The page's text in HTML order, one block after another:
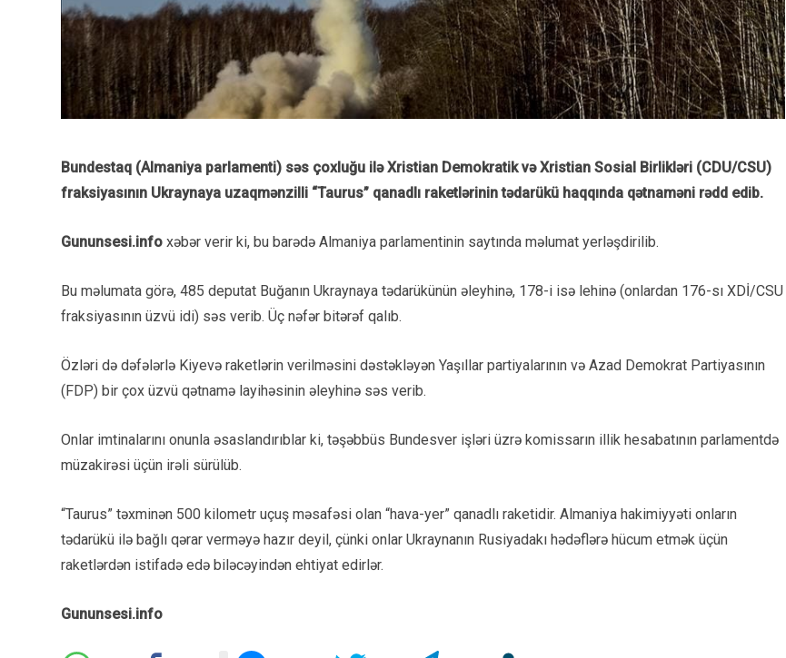
Bundestaq (Almaniya parlamenti) səs çoxluğu ilə Xristian Demokratik və Xristian Sosial Birlikləri (CDU/CSU)
fraksiyasının Ukraynaya uzaqmənzilli “Taurus” qanadlı raketlərinin tədarükü haqqında qətnaməni rədd edib.
Gununsesi.info xəbər verir ki, bu barədə Almaniya parlamentinin saytında məlumat yerləşdirilib.
Bu məlumata görə, 485 deputat Buğanın Ukraynaya tədarükünün əleyhinə, 178-i isə lehinə (onlardan 176-sı XDİ/CSU
fraksiyasının üzvü idi) səs verib. Üç nəfər bitərəf qalıb.
Özləri də dəfələrlə Kiyevə raketlərin verilməsini dəstəkləyən Yaşıllar partiyalarının və Azad Demokrat Partiyasının
(FDP) bir çox üzvü qətnamə layihəsinin əleyhinə səs verib.
Onlar imtinalarını onunla əsaslandırıblar ki, təşəbbüs Bundesver işləri üzrə komissarın illik hesabatının parlamentdə
müzakirəsi üçün irəli sürülüb.
“Taurus” təxminən 500 kilometr uçuş məsafəsi olan “hava-yer” qanadlı raketidir. Almaniya hakimiyyəti onların
tədarükü ilə bağlı qərar verməyə hazır deyil, çünki onlar Ukraynanın Rusiyadakı hədəflərə hücum etmək üçün
raketlərdən istifadə edə biləcəyindən ehtiyat edirlər.
Gununsesi.info